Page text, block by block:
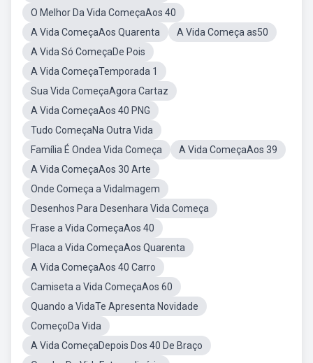
O Melhor Da Vida ComeçaAos 40
A Vida ComeçaAos Quarenta
A Vida Começa as50
A Vida Só ComeçaDe Pois
A Vida ComeçaTemporada 1
Sua Vida ComeçaAgora Cartaz
A Vida ComeçaAos 40 PNG
Tudo ComeçaNa Outra Vida
Família É Ondea Vida Começa
A Vida ComeçaAos 39
A Vida ComeçaAos 30 Arte
Onde Começa a VidaImagem
Desenhos Para Desenhara Vida Começa
Frase a Vida ComeçaAos 40
Placa a Vida ComeçaAos Quarenta
A Vida ComeçaAos 40 Carro
Camiseta a Vida ComeçaAos 60
Quando a VidaTe Apresenta Novidade
ComeçoDa Vida
A Vida ComeçaDepois Dos 40 De Braço